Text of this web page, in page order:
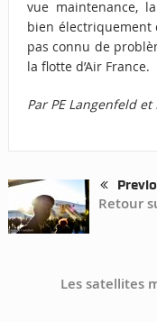
vue maintenance,
bien électriquement
pas connu de
la flotte d’Air France.
Par PE Langenfeld et
Retour
Les satellites